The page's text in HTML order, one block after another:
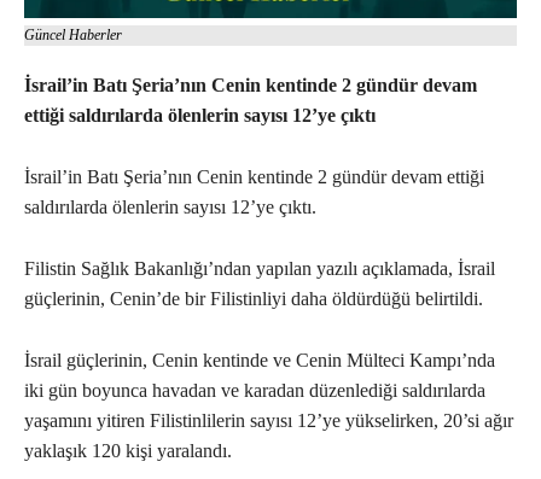
Güncel Haberler
İsrail’in Batı Şeria’nın Cenin kentinde 2 gündür devam
ettiği saldırılarda ölenlerin sayısı 12’ye çıktı
İsrail’in Batı Şeria’nın Cenin kentinde 2 gündür devam ettiği
saldırılarda ölenlerin sayısı 12’ye çıktı.
Filistin Sağlık Bakanlığı’ndan yapılan yazılı açıklamada, İsrail
güçlerinin, Cenin’de bir Filistinliyi daha öldürdüğü belirtildi.
İsrail güçlerinin, Cenin kentinde ve Cenin Mülteci Kampı’nda
iki gün boyunca havadan ve karadan düzenlediği saldırılarda
yaşamını yitiren Filistinlilerin sayısı 12’ye yükselirken, 20’si ağır
yaklaşık 120 kişi yaralandı.